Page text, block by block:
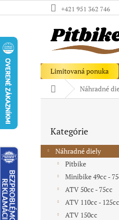
na
+421 951 362 746
Limitovaná ponuka
DomovNáhradné
ý
p
kategórie
Kategórie
Náhradné diely
Pitbike
Minibike 49cc -
ATV 50cc - 75cc
ATV 110cc - 125cc
ATV 150cc